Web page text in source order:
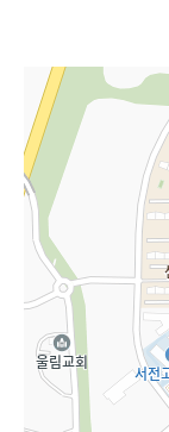
직원안내
시설안내
대관안내
오시는 길
안전사항